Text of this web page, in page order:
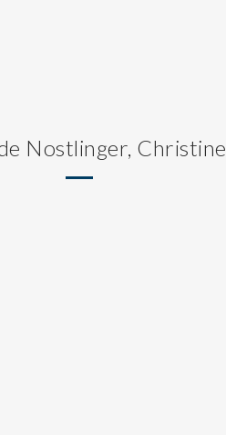
Nostlinger, Christine